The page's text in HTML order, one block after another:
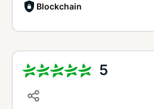
Blockchain
5